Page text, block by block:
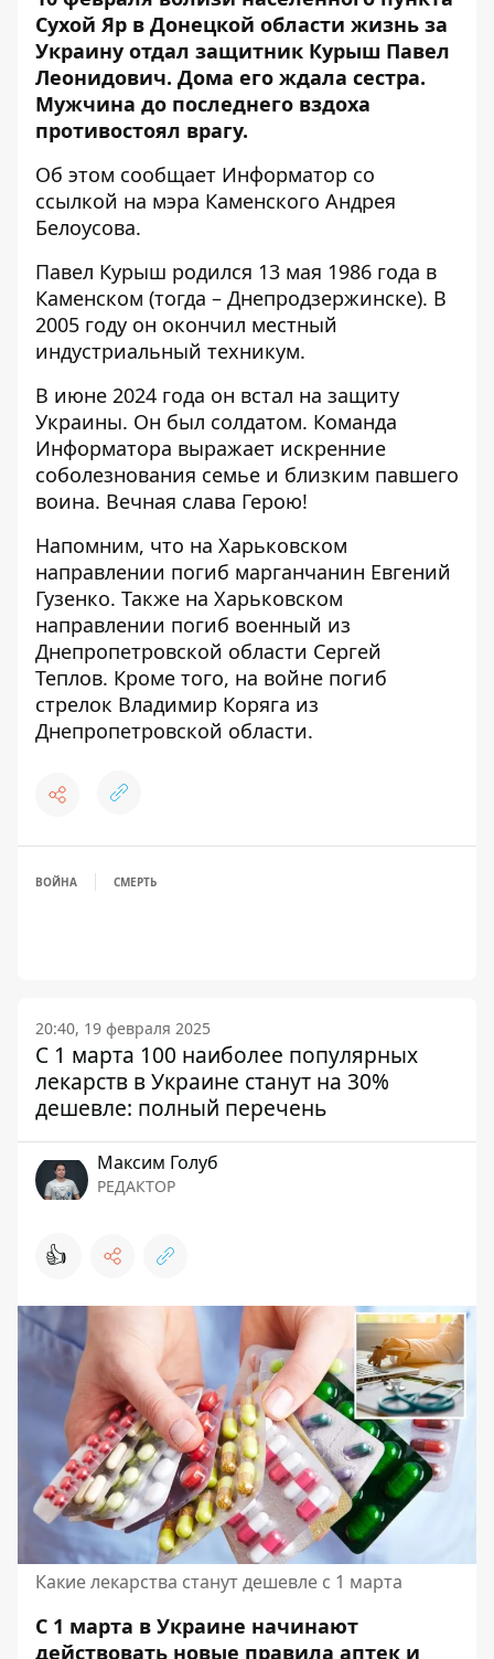
Сухой Яр в Донецкой области жизнь за
Украину отдал защитник Курыш Павел
Леонидович. Дома его ждала сестра.
Мужчина до последнего вздоха
противостоял врагу.
Об этом сообщает Информатор со
ссылкой на мэра Каменского Андрея
Белоусова.
Павел Курыш родился 13 мая 1986 года в
Каменском (тогда – Днепродзержинске). В
2005 году он окончил местный
индустриальный техникум.
В июне 2024 года он встал на защиту
Украины. Он был солдатом. Команда
Информатора выражает искренние
соболезнования семье и близким павшего
воина. Вечная слава Герою!
Напомним, что на Харьковском
направлении погиб марганчанин Евгений
Гузенко. Также на Харьковском
направлении погиб военный из
Днепропетровской области Сергей
Теплов. Кроме того, на войне погиб
стрелок Владимир Коряга из
Днепропетровской области.
ВОЙНА СМЕРТЬ
20:40, 19 февраля 2025
С 1 марта 100 наиболее популярных
лекарств в Украине станут на 30%
дешевле: полный перечень
Максим Голуб
РЕДАКТОР
👍
Какие лекарства станут дешевле с 1 марта
С 1 марта в Украине начинают
действовать новые правила аптек и